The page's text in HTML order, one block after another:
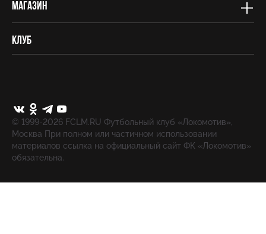
Магазин
Клуб
© 1999-2026 FCLM.RU Футбольный клуб «Локомотив»,
Москва При полном или частичном использовании
материалов ссылка на официальный сайт ФК «Локомотив»
обязательна.